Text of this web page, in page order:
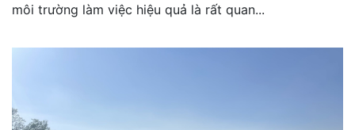
môi trường làm việc hiệu quả là rất quan...